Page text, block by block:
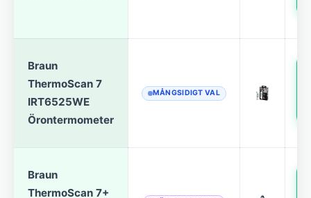
Braun
ThermoScan 7
IRT6525WE
Örontermometer
MÅNGSIDIGT VAL
Braun
ThermoScan 7+